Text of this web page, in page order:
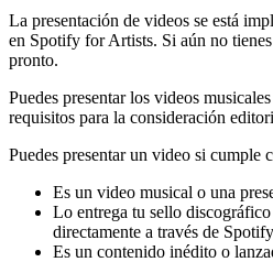
La presentación de videos se está
en Spotify for Artists. Si aún no
pronto.
Puedes presentar los videos
requisitos para la consideración
Puedes presentar un video si cumple
Es un video musical o una
Lo entrega tu sello
directamente a través de
Es un contenido inédito o